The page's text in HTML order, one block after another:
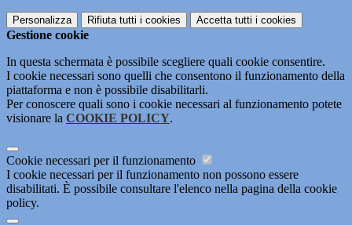
Personalizza Rifiuta tutti i cookies Accetta tutti i cookies
Gestione cookie
In questa schermata è possibile scegliere quali cookie consentire.
I cookie necessari sono quelli che consentono il funzionamento della
piattaforma e non è possibile disabilitarli.
Per conoscere quali sono i cookie necessari al funzionamento potete
visionare la COOKIE POLICY.
Cookie necessari per il funzionamento
I cookie necessari per il funzionamento non possono essere
disabilitati. È possibile consultare l'elenco nella pagina della cookie
policy.